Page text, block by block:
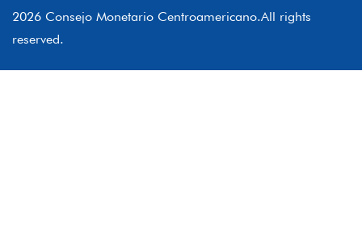
2026 Consejo Monetario Centroamericano.All rights
reserved.